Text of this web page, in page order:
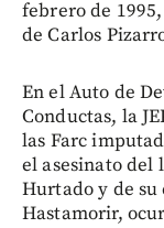
febrero de
de Carlos
En el Auto de
Conductas, la
las Farc
el asesinato del
Hurtado y de su
Hastamorir,